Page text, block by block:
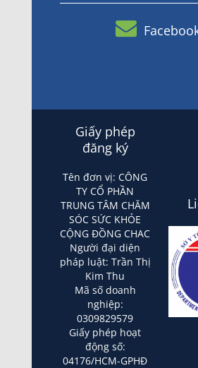
Giấy phép
đăng ký
Tên đơn vị: CÔNG
TY CỔ PHẦN
TRUNG TÂM CHĂM
SÓC SỨC KHỎE
CỘNG ĐỒNG CHAC
Người đại diện
pháp luật: Trần Thị
Kim Thu
Mã số doanh
nghiệp:
0309829579
Giấy phép hoạt
động số:
04176/HCM-GPHĐ